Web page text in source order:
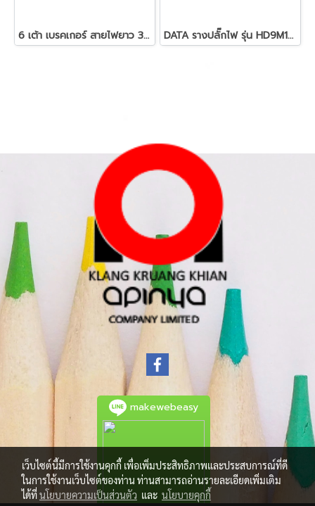
6 เต้า เบรคเกอร์ สายไฟยาว 3 เมตร รุ่น CS-TIS-360/3M DATA รางปลั๊กไฟ รุ่น HD9M10 2 จุด ความยาว 10 เมตร สีดำ
makewebeasy
เว็บไซต์นี้มีการใช้งานคุกกี้ เพื่อเพิ่มประสิทธิภาพและประสบการณ์ที่ดี
ในการใช้งานเว็บไซต์ของท่าน ท่านสามารถอ่านรายละเอียดเพิ่มเติม
ได้ที่นโยบายความเป็นส่วนตัว และ นโยบายคุกกี้